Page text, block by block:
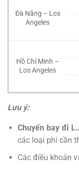
Đà Nẵng – Los
Angeles
Hồ Chí Minh –
Los Angeles
Lưu ý:
Chuyến bay đi
các loại phí cần
Các điều khoản